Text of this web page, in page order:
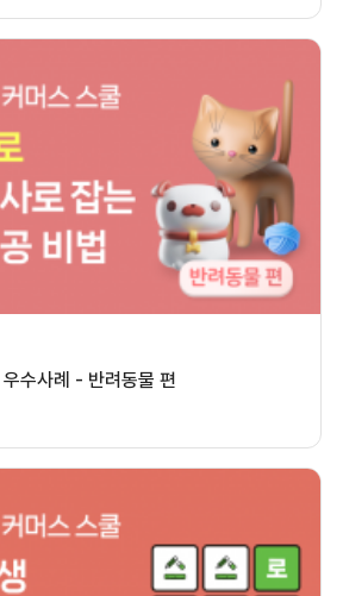
수사례 - 반려동물 편